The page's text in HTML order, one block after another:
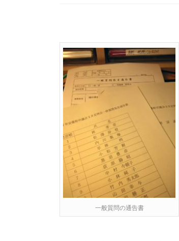
一般質問の通告書